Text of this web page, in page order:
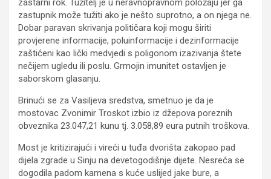
zastarni rok. Tužitelj je u neravnopravnom položaju jer ga
zastupnik može tužiti ako je nešto suprotno, a on njega ne.
Dobar paravan skrivanja političara koji mogu širiti
provjerene informacije, poluinformacije i dezinformacije
zaštićeni kao lički medvjedi s poligonom izazivanja štete
nečijem ugledu ili poslu. Grmojin imunitet ostavljen je
saborskom glasanju.
Brinući se za Vasiljeva sredstva, smetnuo je da je
mostovac Zvonimir Troskot izbio iz džepova poreznih
obveznika 23.047,21 kunu tj. 3.058,89 eura putnih troškova.
Most je kritizirajući i vireći u tuđa dvorišta zakopao pad
dijela zgrade u Sinju na devetogodišnje dijete. Nesreća se
dogodila padom kamena s kuće uslijed jake bure, a